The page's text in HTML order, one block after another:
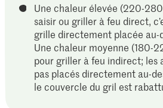
Une chaleur élevée (220-
saisir ou griller à feu direct,
grille directement placée au-
Une chaleur moyenne (180-
pour griller à feu indirect; les
pas placés directement au-
le couvercle du gril est